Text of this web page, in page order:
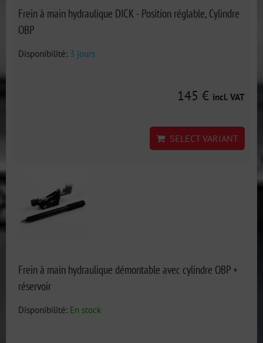
Frein à main hydraulique DICK - Position réglable, Cylindre
OBP
Disponibilité: 3 jours
145 € incl. VAT
SELECT VARIANT
Frein à main hydraulique démontable avec cylindre OBP +
réservoir
Disponibilité: En stock